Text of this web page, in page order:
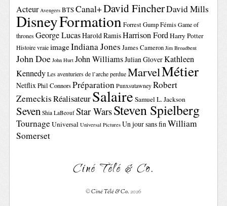
Acteur Avengers BTSCanal+David FincherDavid Mills
DisneyFormationForrest GumpFémis Game of
thrones George LucasHarold RamisHarrison FordHarry Potter
Histoire vraie imageIndiana Jones James Cameron Jim Broadbent
John Doe John Hurt John WilliamsJulian GloverKathleen
Kennedy Les aventuriers de l’arche perdue MarvelMétier
NetflixPhil ConnorsPréparation Punxsutawney Robert
ZemeckisRéalisateurSalaire Samuel L. Jackson
Seven Shia LaBeouf Star WarsSteven Spielberg
TournageUniversal Universal Pictures Un jour sans finWilliam
Somerset
Ciné Télé & Co.
©Ciné Télé & Co.2026